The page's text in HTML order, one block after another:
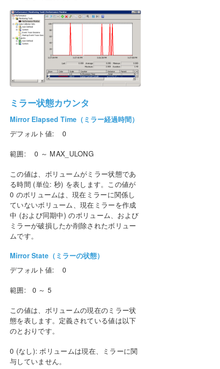
ミラー状態カウンタ
Mirror Elapsed Time（ミラー経過時間）
デフォルト値: 0
範囲: 0 ～ MAX_ULONG
この値は、ボリュームがミラー状態であ
る時間 (単位: 秒) を表します。この値が
0 のボリュームは、現在ミラーに関係し
ていないボリューム、現在ミラーを作成
中 (および同期中) のボリューム、および
ミラーが破損したか削除されたボリュー
ムです。
Mirror State（ミラーの状態）
デフォルト値: 0
範囲: 0 ～ 5
この値は、ボリュームの現在のミラー状
態を表します。定義されている値は以下
のとおりです。
0 (なし): ボリュームは現在、ミラーに関
与していません。